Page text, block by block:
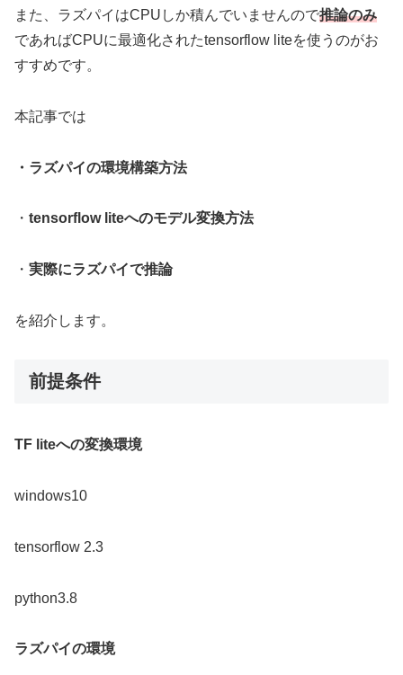
また、ラズパイはCPUしか積んでいませんので推論のみ
であればCPUに最適化されたtensorflow liteを使うのがお
すすめです。
本記事では
・ラズパイの環境構築方法
・ tensorflow liteへのモデル変換方法
・ 実際にラズパイで推論
を紹介します。
前提条件
TF liteへの変換環境
windows10
tensorflow 2.3
python3.8
ラズパイの環境